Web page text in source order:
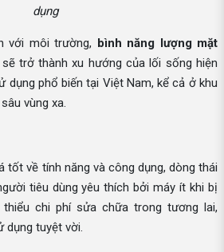
dụng
với môi trường,
bình năng lượng mặt
trở thành xu hướng của lối sống hiện
dụng phổ biến tại Việt Nam, kể cả ở khu
vùng xa.
tốt về tính năng và công dụng, dòng thái
tiêu dùng yêu thích bởi máy ít khi bị
chi phí sửa chữa trong tương lai,
dụng tuyệt vời.